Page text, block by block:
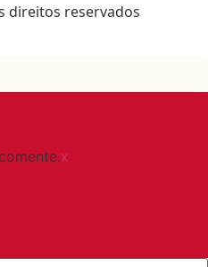
direitos reservados
x